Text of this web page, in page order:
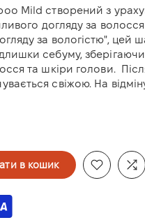
Mild створений з
догляду за
за вологістю", цей
себуму,
та шкіри голови.
свіжою. На
в кошик